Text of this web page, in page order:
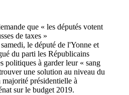
le député de l'Yonne et
du parti les Républicains
politiques à garder leur « sang
une solution au niveau du
présidentielle à
sur le budget 2019.